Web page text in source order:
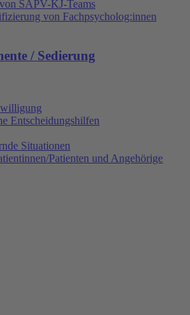
SAPV-KJ-Teams
von Fachpsycholog:innen
/ Sedierung
Entscheidungshilfen
Situationen
Patienten und Angehörige